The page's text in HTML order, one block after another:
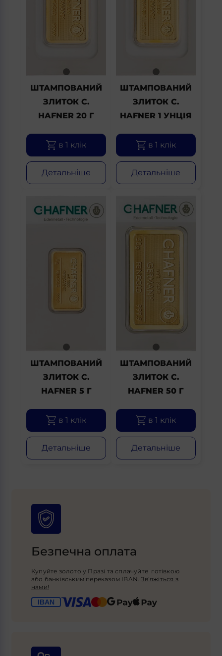
ШТАМПОВАНИЙ
ЗЛИТОК C.
HAFNER 20 Г
в 1 клік
Детальніше
ШТАМПОВАНИЙ
ЗЛИТОК C.
HAFNER 1 УНЦІЯ
в 1 клік
Детальніше
ШТАМПОВАНИЙ
ЗЛИТОК C.
HAFNER 5 Г
в 1 клік
Детальніше
ШТАМПОВАНИЙ
ЗЛИТОК C.
HAFNER 50 Г
в 1 клік
Детальніше
Безпечна оплата
Купуйте золото у Празі та сплачуйте готівкою
або банківським переказом IBAN.Зв’яжіться з
нами!